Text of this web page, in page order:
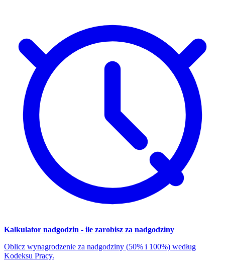
Kalkulator nadgodzin - ile zarobisz za nadgodziny
Oblicz wynagrodzenie za nadgodziny (50% i 100%) według
Kodeksu Pracy.